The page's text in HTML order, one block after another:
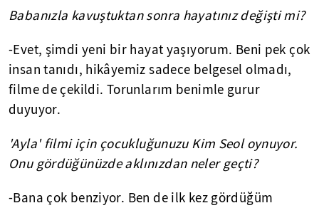
Babanızla kavuştuktan sonra hayatınız değişti mi?
-Evet, şimdi yeni bir hayat yaşıyorum. Beni pek çok
insan tanıdı, hikâyemiz sadece belgesel olmadı,
filme de çekildi. Torunlarım benimle gurur
duyuyor.
'Ayla' filmi için çocukluğunuzu Kim Seol oynuyor.
Onu gördüğünüzde aklınızdan neler geçti?
-Bana çok benziyor. Ben de ilk kez gördüğüm